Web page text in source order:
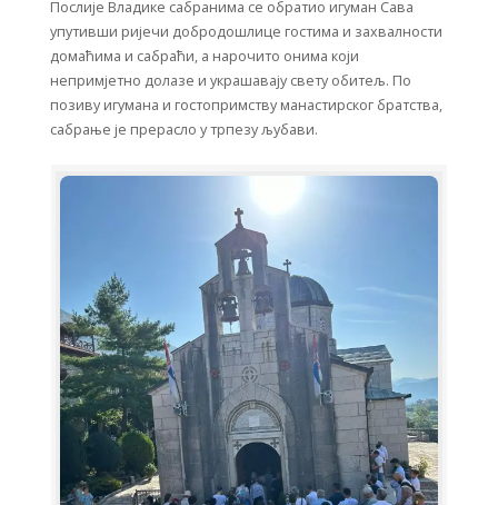
Послије Владике сабранима се обратио игуман Сава
упутивши ријечи добродошлице гостима и захвалности
домаћима и сабраћи, а нарочито онима који
непримјетно долазе и украшавају свету обитељ. По
позиву игумана и гостопримству манастирског братства,
сабрање је прерасло у трпезу љубави.